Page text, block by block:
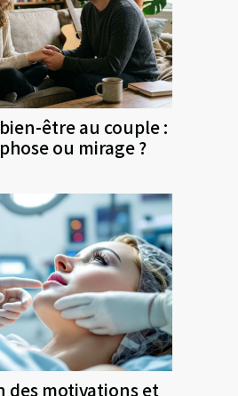
être au couple :
ou mirage ?
des motivations et